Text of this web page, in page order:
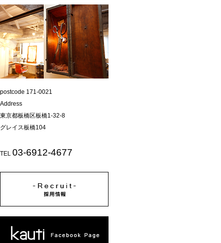
postcode 171-0021
Address
東京都板橋区板橋1-32-8
グレイス板橋104
TEL 03-6912-4677